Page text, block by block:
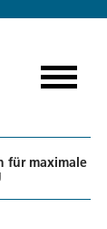
für maximale